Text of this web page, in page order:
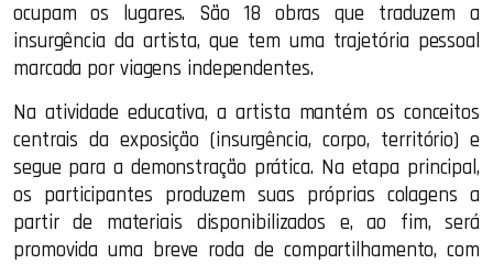
ocupam os lugares. São 18 obras que traduzem a
insurgência da artista, que tem uma trajetória pessoal
marcada por viagens independentes.
Na atividade educativa, a artista mantém os conceitos
centrais da exposição (insurgência, corpo, território) e
segue para a demonstração prática. Na etapa principal,
os participantes produzem suas próprias colagens a
partir de materiais disponibilizados e, ao fim, será
promovida uma breve roda de compartilhamento, com